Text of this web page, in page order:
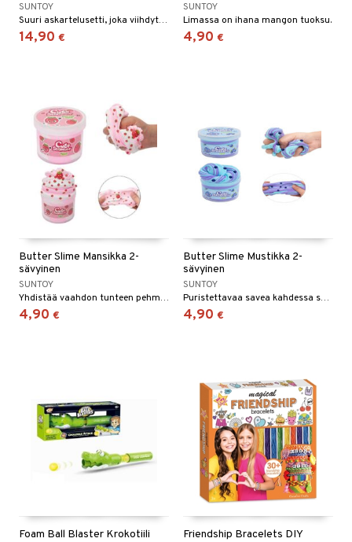
SUNTOY
Suuri askartelusetti, joka viihdyttää tunteja!
14,90 €
SUNTOY
Limassa on ihana mangon tuoksu.
4,90 €
Butter Slime Mansikka 2-
sävyinen
SUNTOY
Yhdistää vaahdon tunteen pehmeään ja muovautuvaan rakenteeseen.
4,90 €
Butter Slime Mustikka 2-
sävyinen
SUNTOY
Puristettavaa savea kahdessa sävyssä, kevyellä ja kuohkealla koostumuksella!
4,90 €
Foam Ball Blaster Krokotiili Friendship Bracelets DIY